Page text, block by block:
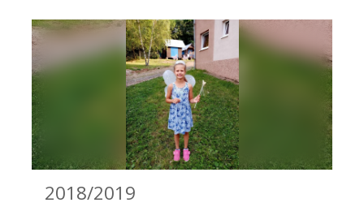
2018/2019